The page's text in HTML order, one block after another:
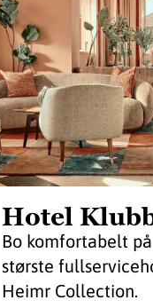
Hotel
Bo komfortabelt
største
Heimr Collection.